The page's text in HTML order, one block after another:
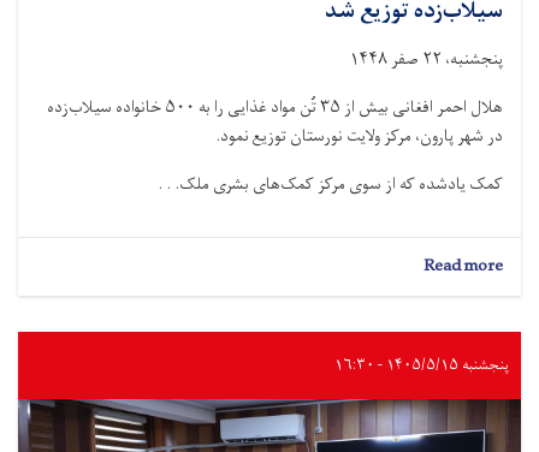
سیلاب‌زده توزیع شد
پنجشنبه، ۲۲ صفر ۱۴۴۸
هلال احمر افغانی بیش از ۳۵ تُن مواد غذایی را به ۵۰۰ خانواده سیلاب‌زده
در شهر پارون، مرکز ولایت نورستان توزیع نمود.
کمک یادشده که از سوی مرکز کمک‌های بشرى ملک. . .
Read more
نورستان؛
از
۳۵
مواد
غذایی
پنجشنبه ۱۴۰۵/۵/۱۵ - ۱۶:۳۰